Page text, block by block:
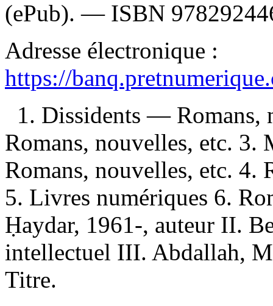
(ePub). — ISBN
Adresse électronique :
https://
1. Dissidents —
Romans, nouvelles, etc.
Romans, nouvelles, etc. 4.
5. Livres numériques 6.
Ḥaydar, 1961-, auteur II.
intellectuel III. Abdallah,
Titre.